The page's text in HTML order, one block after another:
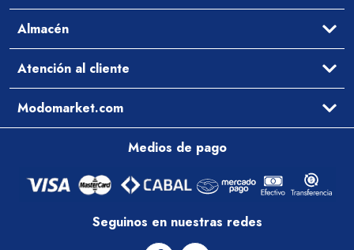
Almacén
Arroz y Legumbres
Pastas Secas y Salsas
Atención al cliente
Cómo comprar
Modomarket.com
Zona de cobertura
Política de entregas
Condiciones Comerciales
Medios de pago
Seguinos en nuestras redes